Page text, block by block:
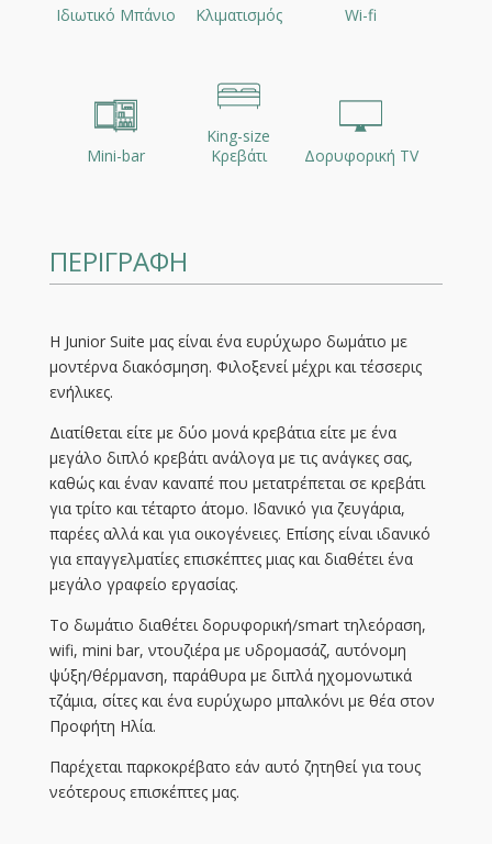
Ιδιωτικό Μπάνιο Κλιματισμός Wi-fi
Mini-bar
King-size
Κρεβάτι
Δορυφορική TV
ΠΕΡΙΓΡΑΦΗ
Η Junior Suite μας είναι ένα ευρύχωρο δωμάτιο με
μοντέρνα διακόσμηση. Φιλοξενεί μέχρι και τέσσερις
ενήλικες.
Διατίθεται είτε με δύο μονά κρεβάτια είτε με ένα
μεγάλο διπλό κρεβάτι ανάλογα με τις ανάγκες σας,
καθώς και έναν καναπέ που μετατρέπεται σε κρεβάτι
για τρίτο και τέταρτο άτομο. Ιδανικό για ζευγάρια,
παρέες αλλά και για οικογένειες. Επίσης είναι ιδανικό
για επαγγελματίες επισκέπτες μιας και διαθέτει ένα
μεγάλο γραφείο εργασίας.
Το δωμάτιο διαθέτει δορυφορική/smart τηλεόραση,
wifi, mini bar, ντουζιέρα με υδρομασάζ, αυτόνομη
ψύξη/θέρμανση, παράθυρα με διπλά ηχομονωτικά
τζάμια, σίτες και ένα ευρύχωρο μπαλκόνι με θέα στον
Προφήτη Ηλία.
Παρέχεται παρκοκρέβατο εάν αυτό ζητηθεί για τους
νεότερους επισκέπτες μας.